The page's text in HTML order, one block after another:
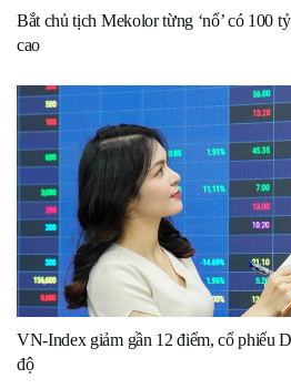
Bắt chủ tịch Mekolor từng ‘nổ’ có 100
cao
VN-Index giảm gần 12 điểm, cổ phiếu
độ